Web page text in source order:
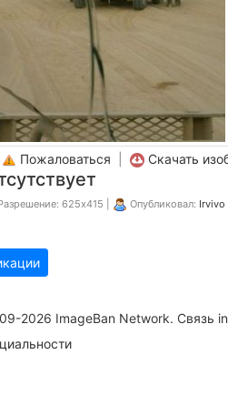
Пожаловаться Скачать
625x415 | Опубликовал: Irvivo
2026 ImageBan Network. Связь